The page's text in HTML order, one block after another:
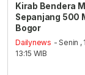
Kirab Bendera
Sepanjang 500
Bogor
Dailynews - Senin ,
13:15 WIB